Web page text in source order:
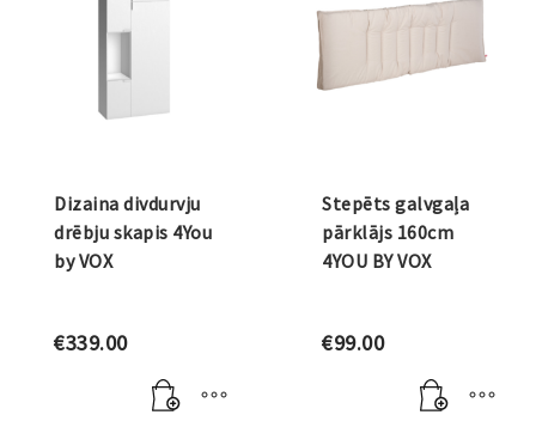
Dizaina divdurvju
drēbju skapis 4You
by VOX
€339.00
Stepēts galvgaļa
pārklājs 160cm
4YOU BY VOX
€99.00